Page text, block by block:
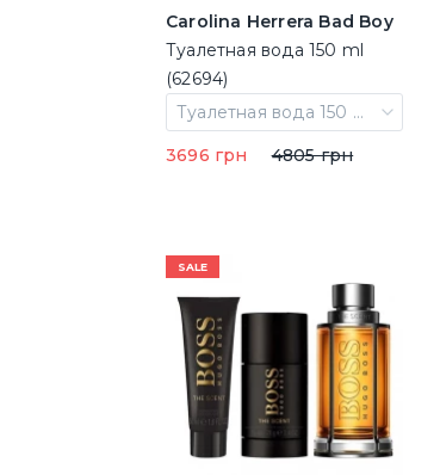
Carolina Herrera Bad Boy
Туалетная вода 150 ml
(62694)
Туалетная вода 150 ml
3696 грн
4805 грн
SALE